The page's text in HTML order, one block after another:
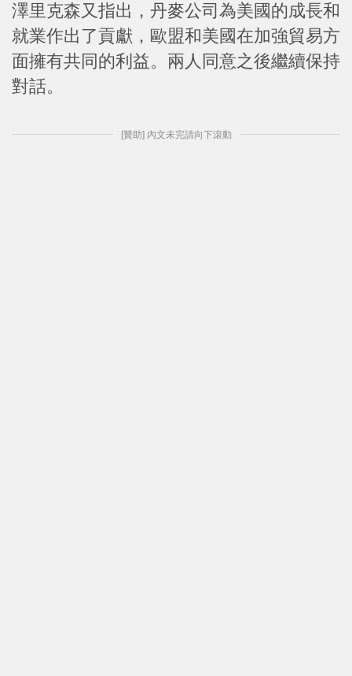
澤里克森又指出，丹麥公司為美國的成長和
就業作出了貢獻，歐盟和美國在加強貿易方
面擁有共同的利益。兩人同意之後繼續保持
對話。
[贊助] 內文未完請向下滾動